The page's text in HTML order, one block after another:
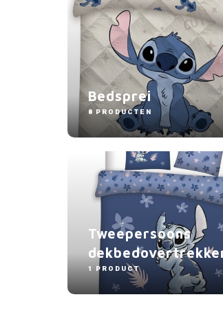
Bedsprei
8 PRODUCTEN
Tweepersoons
1 PRODUCT